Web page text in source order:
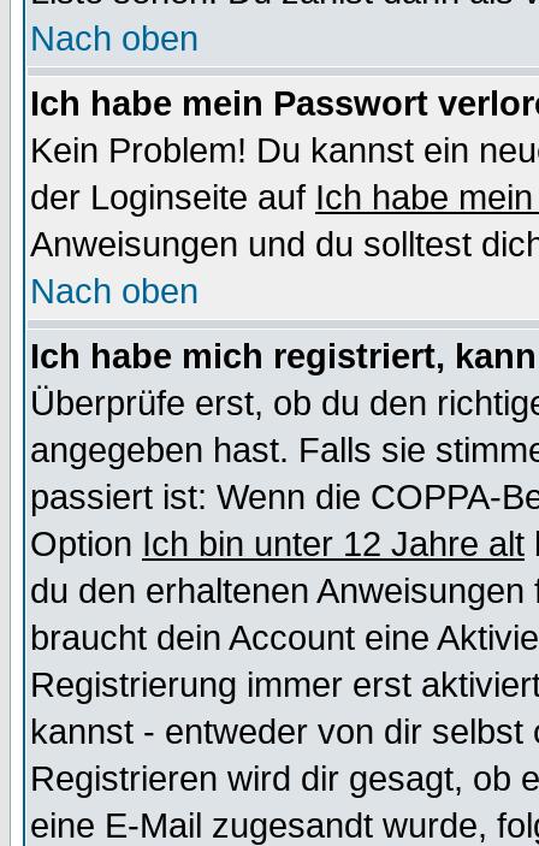
Nach oben
Ich habe mein Passwort
Kein Problem! Du kannst ein
der Loginseite auf Ich habe
Anweisungen und du solltest
Nach oben
Ich habe mich registriert,
Überprüfe erst, ob du den
angegeben hast. Falls sie
passiert ist: Wenn die COPPA-
Option Ich bin unter 12 Jahre alt
du den erhaltenen
braucht dein Account eine
Registrierung immer erst
kannst - entweder von dir selbst
Registrieren wird dir gesagt, ob
eine E-Mail zugesandt wurde,